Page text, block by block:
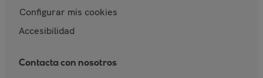
Configurar mis cookies
Accesibilidad
Contacta con nosotros